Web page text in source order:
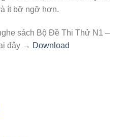
ít bỡ ngỡ hơn.
sách Bộ Đề Thi Thử N1 –
đây → Download